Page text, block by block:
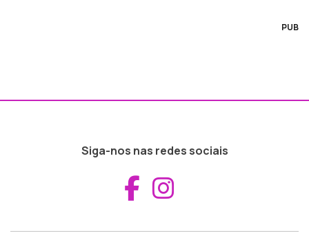
PUB
Siga-nos nas redes sociais
Aceder ao